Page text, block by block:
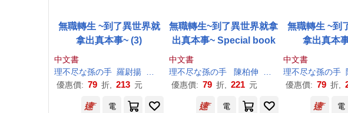
無職轉生 ~到了異世界就
拿出真本事~ (3)
中文書
理不尽な孫の手 羅尉揚
シロタカ
優惠價: 79 折, 213 元
無職轉生~到了異世界就拿
出真本事~ Special book
中文書
理不尽な孫の手 陳柏伸
シロタカ
優惠價: 79 折, 221 元
無職轉生 ~到
拿出真本
中文書
理不尽な孫の手
優惠價: 79 折,
電 電 電